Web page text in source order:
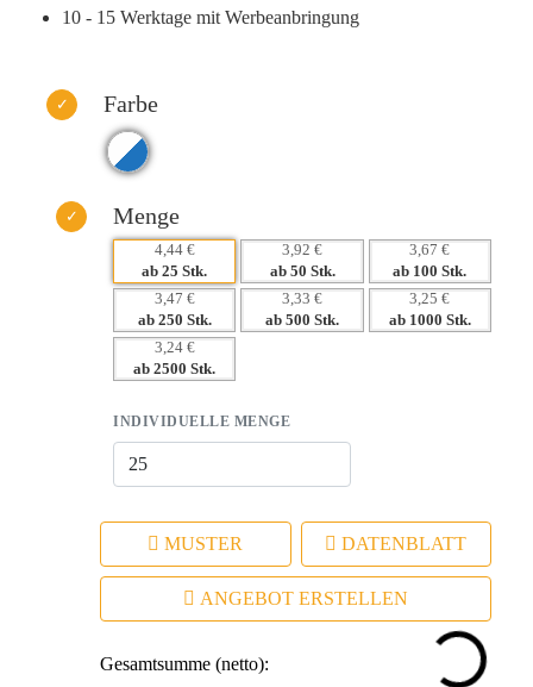
Verstärken Sie Ihre Marketingstrategie mit einem
Warum dieses Produkt Ihre Marke stärkt:
– Höhere Wiedererkennung durch ansprechendes Design
– Emotionale Bindung durch ein haptisches Erlebnis
– Langfristige Sichtbarkeit Ihrer Marke durch direkte
Werbeanbringung
– Hohe Aufmerksamkeit in sozialen Medien und bei Events
10 - 15 Werktage mit Werbeanbringung
Farbe
Menge
4,44 €
ab 25 Stk.
3,92 €
ab 50 Stk.
3,67 €
ab 100 Stk.
3,47 €
ab 250 Stk.
3,33 €
ab 500 Stk.
3,25 €
ab 1000 Stk.
3,24 €
ab 2500 Stk.
INDIVIDUELLE MENGE
MUSTER DATENBLATT
ANGEBOT ERSTELLEN
Gesamtsumme (netto):